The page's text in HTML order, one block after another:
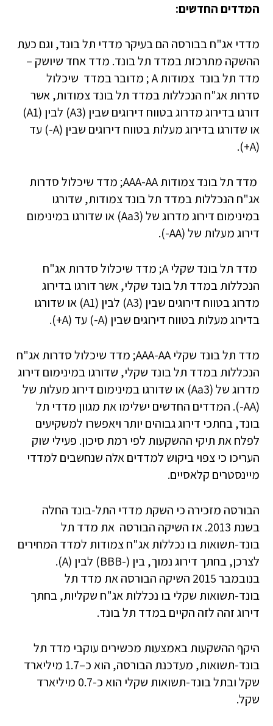
המדדים החדשים:
מדדי אג"ח בבורסה הם בעיקר מדדי תל בונד, וגם כעת
ההשקה מתרכזת במדד תל בונד. מדד אחד שיושק –
מדד תל בונד צמודות A ; מדובר במדד שיכלול
סדרות אג"ח הנכללות במדד תל בונד צמודות, אשר
דורגו בדירוג מדרוג בטווח דירוגים שבין (A3) לבין (A1)
או שדורגו בדירוג מעלות בטווח דירוגים שבין (A-) עד
(A+).
מדד תל בונד צמודות AAA-AA; מדד שיכלול סדרות
אג"ח הנכללות במדד תל בונד צמודות, שדורגו
במינימום דירוג מדרוג של (Aa3) או שדורגו במינימום
דירוג מעלות של (AA-).
מדד תל בונד שקלי A; מדד שיכלול סדרות אג"ח
הנכללות במדד תל בונד שקלי, אשר דורגו בדירוג
מדרוג בטווח דירוגים שבין (A3) לבין (A1) או שדורגו
בדירוג מעלות בטווח דירוגים שבין (A-) עד (A+).
מדד תל בונד שקלי AAA-AA; מדד שיכלול סדרות אג"ח
הנכללות במדד תל בונד שקלי, שדורגו במינימום דירוג
מדרוג של (Aa3) או שדורגו במינימום דירוג מעלות של
(AA-). המדדים החדשים ישלימו את מגוון מדדי תל
בונד, בחתכי דירוג גבוהים יותר ויאפשרו למשקיעים
לפלח את תיקי ההשקעות לפי רמת סיכון. פעילי שוק
העריכו כי צפוי ביקוש למדדים אלה שנחשבים למדדי
מיינסטרים קלאסיים.
הבורסה מזכירה כי השקת מדדי התל-בונד החלה
בשנת 2013. אז השיקה הבורסה את מדד תל
בונד-תשואות בו נכללות אג"ח צמודות למדד המחירים
לצרכן, בחתך דירוג נמוך, בין (-BBB) לבין (A).
בנובמבר 2015 השיקה הבורסה את מדד תל
בונד-תשואות שקלי בו נכללות אג"ח שקליות, בחתך
דירוג זהה לזה הקיים במדד תל בונד.
היקף ההשקעות באמצעות מכשירים עוקבי מדד תל
בונד-תשואות, מעדכנת הבורסה, הוא כ–1.7 מיליארד
שקל ובתל בונד-תשואות שקלי הוא כ-0.7 מיליארד
שקל.